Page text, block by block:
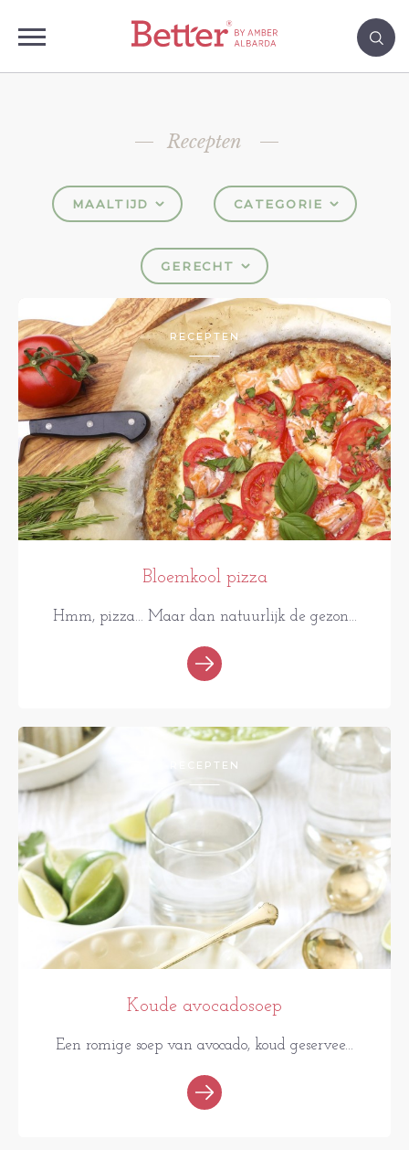
Recepten
MAALTIJD CATEGORIE
GERECHT
RECEPTEN
Bloemkool pizza
Hmm, pizza... Maar dan natuurlijk de gezon...
RECEPTEN
Koude avocadosoep
Een romige soep van avocado, koud geservee...